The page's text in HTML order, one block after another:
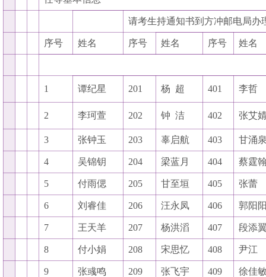
请考生持通知书到方冲邮电局办
序号 姓名 序号 姓名 序号 姓名
1 谭纪星 201 杨 超 401 李哲
2 李珂萱 202 钟 洁 402 张艾
3 张钟玉 203 辜启航 403 甘涌
4 吴锦钥 204 梁蓝月 404 蔡霆
5 付雨偲 205 甘至垣 405 张蕾
6 刘睿佳 206 汪永凤 406 郭阳
7 王天羊 207 杨洪滔 407 段添
8 付小娟 208 宋思忆 408 尹江
9 张彧鸣 209 张飞宇 409 徐佳